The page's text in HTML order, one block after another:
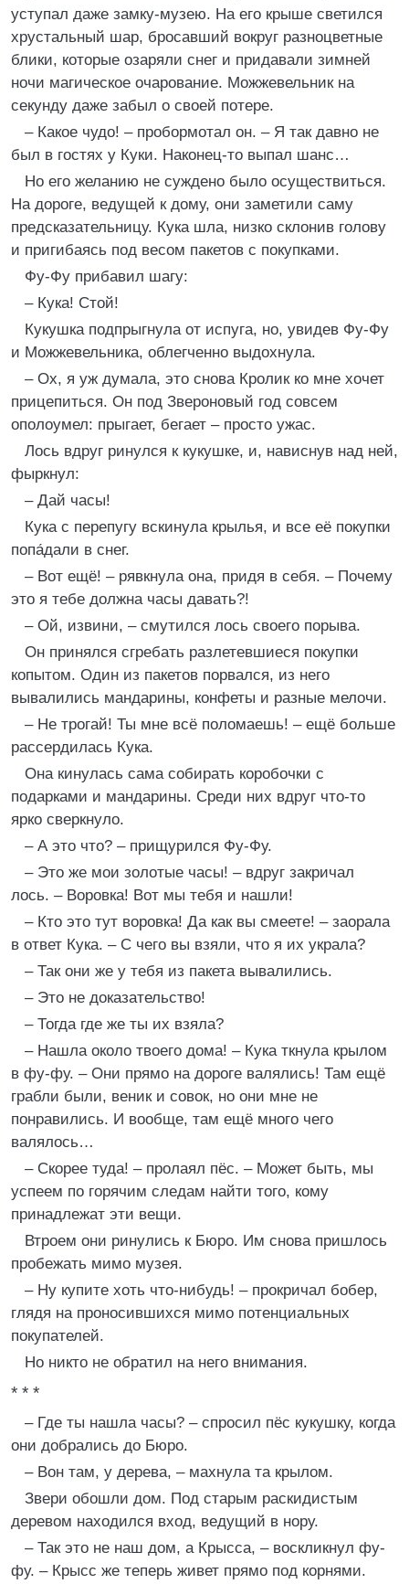
уступал даже замку-музею. На его крыше светился
хрустальный шар, бросавший вокруг разноцветные
блики, которые озаряли снег и придавали зимней
ночи магическое очарование. Можжевельник на
секунду даже забыл о своей потере.
– Какое чудо! – пробормотал он. – Я так давно не
был в гостях у Куки. Наконец-то выпал шанс…
Но его желанию не суждено было осуществиться.
На дороге, ведущей к дому, они заметили саму
предсказательницу. Кука шла, низко склонив голову
и пригибаясь под весом пакетов с покупками.
Фу-Фу прибавил шагу:
– Кука! Стой!
Кукушка подпрыгнула от испуга, но, увидев Фу-Фу
и Можжевельника, облегченно выдохнула.
– Ох, я уж думала, это снова Кролик ко мне хочет
прицепиться. Он под Звероновый год совсем
ополоумел: прыгает, бегает – просто ужас.
Лось вдруг ринулся к кукушке, и, нависнув над ней,
фыркнул:
– Дай часы!
Кука с перепугу вскинула крылья, и все её покупки
попа́дали в снег.
– Вот ещё! – рявкнула она, придя в себя. – Почему
это я тебе должна часы давать?!
– Ой, извини, – смутился лось своего порыва.
Он принялся сгребать разлетевшиеся покупки
копытом. Один из пакетов порвался, из него
вывалились мандарины, конфеты и разные мелочи.
– Не трогай! Ты мне всё поломаешь! – ещё больше
рассердилась Кука.
Она кинулась сама собирать коробочки с
подарками и мандарины. Среди них вдруг что-то
ярко сверкнуло.
– А это что? – прищурился Фу-Фу.
– Это же мои золотые часы! – вдруг закричал
лось. – Воровка! Вот мы тебя и нашли!
– Кто это тут воровка! Да как вы смеете! – заорала
в ответ Кука. – С чего вы взяли, что я их украла?
– Так они же у тебя из пакета вывалились.
– Это не доказательство!
– Тогда где же ты их взяла?
– Нашла около твоего дома! – Кука ткнула крылом
в фу-фу. – Они прямо на дороге валялись! Там ещё
грабли были, веник и совок, но они мне не
понравились. И вообще, там ещё много чего
валялось…
– Скорее туда! – пролаял пёс. – Может быть, мы
успеем по горячим следам найти того, кому
принадлежат эти вещи.
Втроем они ринулись к Бюро. Им снова пришлось
пробежать мимо музея.
– Ну купите хоть что-нибудь! – прокричал бобер,
глядя на проносившихся мимо потенциальных
покупателей.
Но никто не обратил на него внимания.
* * *
– Где ты нашла часы? – спросил пёс кукушку, когда
они добрались до Бюро.
– Вон там, у дерева, – махнула та крылом.
Звери обошли дом. Под старым раскидистым
деревом находился вход, ведущий в нору.
– Так это не наш дом, а Крысса, – воскликнул фу-
фу. – Крысс же теперь живет прямо под корнями.